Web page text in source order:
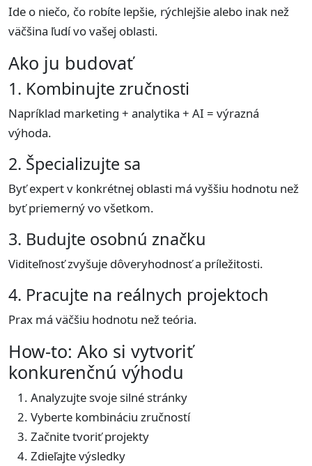
Ide o niečo, čo robíte lepšie, rýchlejšie alebo inak než
väčšina ľudí vo vašej oblasti.
Ako ju budovať
1. Kombinujte zručnosti
Napríklad marketing + analytika + AI = výrazná
výhoda.
2. Špecializujte sa
Byť expert v konkrétnej oblasti má vyššiu hodnotu než
byť priemerný vo všetkom.
3. Budujte osobnú značku
Viditeľnosť zvyšuje dôveryhodnosť a príležitosti.
4. Pracujte na reálnych projektoch
Prax má väčšiu hodnotu než teória.
How-to: Ako si vytvoriť
konkurenčnú výhodu
Analyzujte svoje silné stránky
Vyberte kombináciu zručností
Začnite tvoriť projekty
Zdieľajte výsledky